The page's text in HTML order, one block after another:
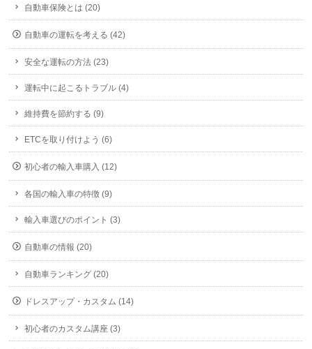
自動車保険とは (20)
自動車の運転を考える (42)
安全な運転の方法 (23)
運転中に起こるトラブル (4)
維持費を節約する (9)
ETCを取り付けよう (6)
初心者の輸入車購入 (12)
各国の輸入車の特徴 (9)
輸入車選びのポイント (3)
自動車の情報 (20)
自動車ランキング (20)
ドレスアップ・カスタム (14)
初心者のカスタム講座 (3)